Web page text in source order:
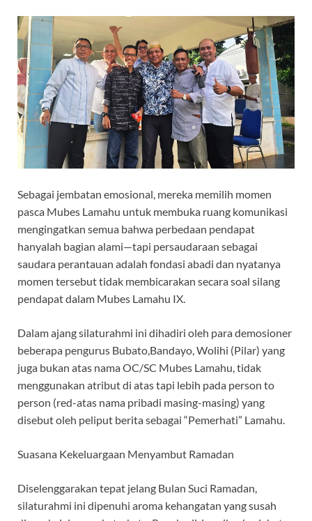
Sebagai jembatan emosional, mereka memilih momen
pasca Mubes Lamahu untuk membuka ruang komunikasi
mengingatkan semua bahwa perbedaan pendapat
hanyalah bagian alami—tapi persaudaraan sebagai
saudara perantauan adalah fondasi abadi dan nyatanya
momen tersebut tidak membicarakan secara soal silang
pendapat dalam Mubes Lamahu IX.
Dalam ajang silaturahmi ini dihadiri oleh para demosioner
beberapa pengurus Bubato,Bandayo, Wolihi (Pilar) yang
juga bukan atas nama OC/SC Mubes Lamahu, tidak
menggunakan atribut di atas tapi lebih pada person to
person (red-atas nama pribadi masing-masing) yang
disebut oleh peliput berita sebagai “Pemerhati” Lamahu.
Suasana Kekeluargaan Menyambut Ramadan
Diselenggarakan tepat jelang Bulan Suci Ramadan,
silaturahmi ini dipenuhi aroma kehangatan yang susah